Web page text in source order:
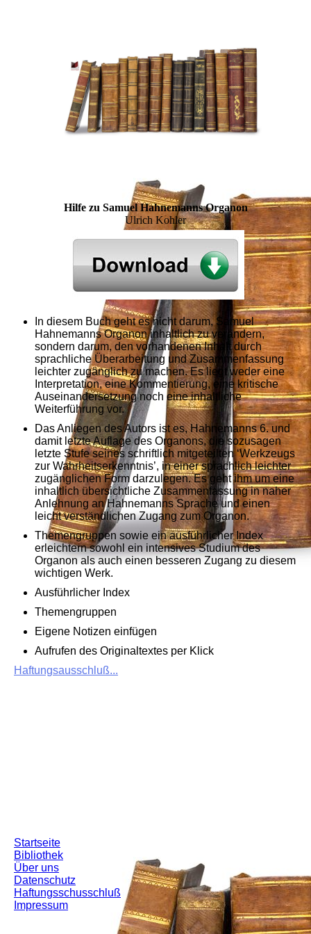
Hilfe zu Samuel Hahnemanns Organon
Ulrich Kohler
In diesem Buch geht es nicht darum, Samuel
Hahnemanns Organon inhaltlich zu verändern,
sondern darum, den vorhandenen Inhalt durch
sprachliche Überarbeitung und Zusammenfassung
leichter zugänglich zu machen. Es liegt weder eine
Interpretation, eine Kommentierung, eine kritische
Auseinandersetzung noch eine inhaltliche
Weiterführung vor.
Das Anliegen des Autors ist es, Hahnemanns 6. und
damit letzte Auflage des Organons, die sozusagen
letzte Stufe seines schriftlich mitgeteilten ‘Werkzeugs
zur Wahrheitserkenntnis’, in einer sprachlich leichter
zugänglichen Form darzulegen. Es geht ihm um eine
inhaltlich übersichtliche Zusammenfassung in naher
Anlehnung an Hahnemanns Sprache und einen
leicht verständlichen Zugang zum Organon.
Themengruppen sowie ein ausführlicher Index
erleichtern sowohl ein intensives Studium des
Organon als auch einen besseren Zugang zu diesem
wichtigen Werk.
Ausführlicher Index
Themengruppen
Eigene Notizen einfügen
Aufrufen des Originaltextes per Klick
Haftungsausschluß...
Startseite
Bibliothek
Über uns
Datenschutz
Haftungsschusschluß
Impressum